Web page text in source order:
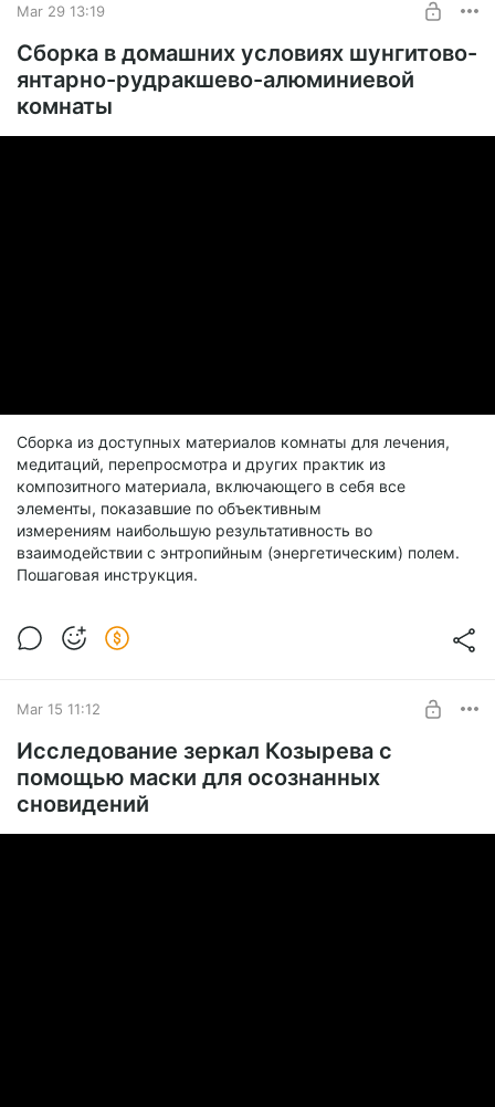
Mar 29 13:19
Сборка в домашних условиях шунгитово-
янтарно-рудракшево-алюминиевой
комнаты
Сборка из доступных материалов комнаты для лечения,
медитаций, перепросмотра и других практик из
композитного материала, включающего в себя все
элементы, показавшие по объективным
измерениям наибольшую результативность во
взаимодействии с энтропийным (энергетическим) полем.
Пошаговая инструкция.
Mar 15 11:12
Исследование зеркал Козырева с
помощью маски для осознанных
сновидений